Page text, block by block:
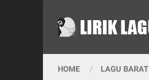
HOME LAGU BARAT